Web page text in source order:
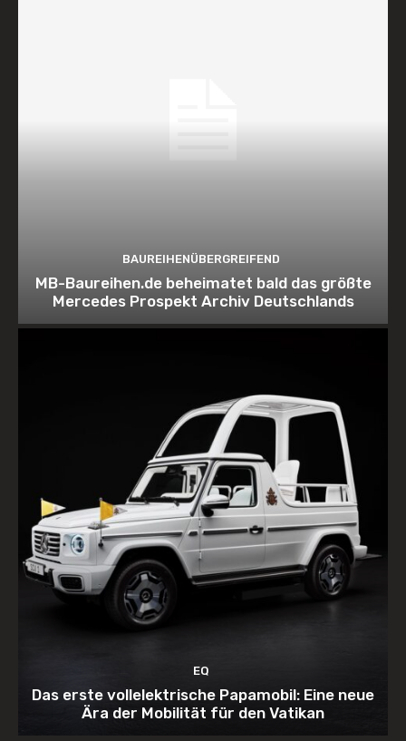
BAUREIHENÜBERGREIFEND
MB-Baureihen.de beheimatet bald das größte
Mercedes Prospekt Archiv Deutschlands
EQ
Das erste vollelektrische Papamobil: Eine neue
Ära der Mobilität für den Vatikan